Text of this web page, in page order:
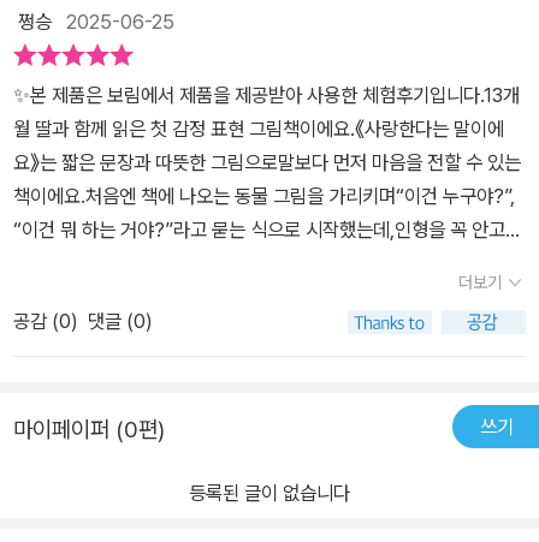
쩡승 2025-06-25
✨본 제품은 보림에서 제품을 제공받아 사용한 체험후기입니다.13개
월 딸과 함께 읽은 첫 감정 표현 그림책이에요.《사랑한다는 말이에
요》는 짧은 문장과 따뜻한 그림으로말보다 먼저 마음을 전할 수 있는
책이에요.처음엔 책에 나오는 동물 그림을 가리키며“이건 누구야?”,
“이건 뭐 하는 거야?”라고 묻는 식으로 시작했는데,인형을 꼭 안고
고 빨아도 안전했고,매일 아침 책을 들고 오는 아이 덕분에저희 집은
자연스럽게 ‘사랑 표현 루틴’을 만들게 되었어요.부모와 아이 모두의
마음이 따뜻해지는 책.감정 교육의 첫 시작으로 강력 추천합니다.
더보기
공감 (0) 댓글 (0)
마이페이퍼 (0편) 쓰기
등록된 글이 없습니다